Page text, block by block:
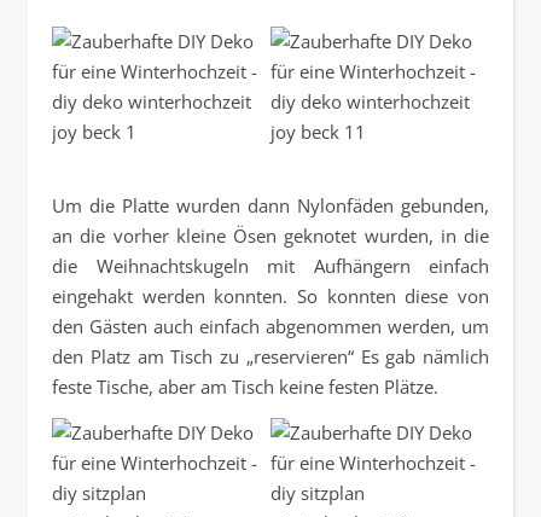
Um die Platte wurden dann Nylonfäden gebunden,
an die vorher kleine Ösen geknotet wurden, in die
die Weihnachtskugeln mit Aufhängern einfach
eingehakt werden konnten. So konnten diese von
den Gästen auch einfach abgenommen werden, um
den Platz am Tisch zu „reservieren“ Es gab nämlich
feste Tische, aber am Tisch keine festen Plätze.